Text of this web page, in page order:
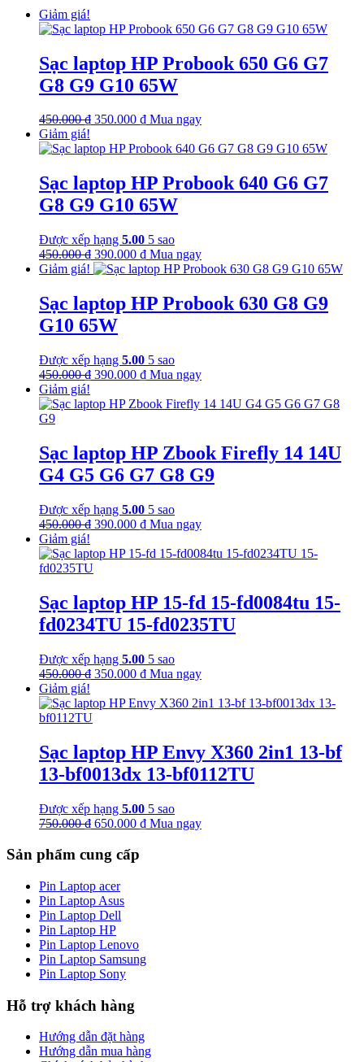
Giảm giá!
Sạc laptop HP Probook 650 G6 G7
G8 G9 G10 65W
450.000₫ Giá
là:
350.000 ₫Giá
tại
350.000 ₫.
Mua ngay
Giảm giá!
Sạc laptop HP Probook 640 G6 G7
G8 G9 G10 65W
Được xếp hạng 5.00 5 sao
450.000₫ Giá
gốc
450.000 ₫.
390.000 ₫Giá
hiện
là:
390.000 ₫.
Mua ngay
Giảm giá!
Sạc laptop HP Probook 630 G8 G9
G10 65W
Được xếp hạng 5.00 5 sao
450.000₫ Giá
là:
390.000 ₫Giá
tại
Mua ngay
Giảm giá!
Sạc laptop HP Zbook Firefly 14 14U
G4 G5 G6 G7 G8 G9
Được xếp hạng 5.00 5 sao
450.000₫ Giá
là:
390.000 ₫Giá
tại
Mua ngay
Giảm giá!
Sạc laptop HP 15-fd 15-fd0084tu 15-
fd0234TU 15-fd0235TU
Được xếp hạng 5.00 5 sao
450.000₫ Giá
là:
350.000 ₫Giá
tại
Mua ngay
Giảm giá!
Sạc laptop HP Envy X360 2in1 13-bf
13-bf0013dx 13-bf0112TU
Được xếp hạng 5.00 5 sao
750.000₫ Giá
là:
750.000 ₫.
650.000 ₫Giá
Mua ngay
Sản phẩm cung cấp
Pin Laptop acer
Pin Laptop Asus
Pin Laptop Dell
Pin Laptop HP
Pin Laptop Lenovo
Pin Laptop Samsung
Pin Laptop Sony
Hỗ trợ khách hàng
Hướng dẫn đặt hàng
Hướng dẫn mua hàng